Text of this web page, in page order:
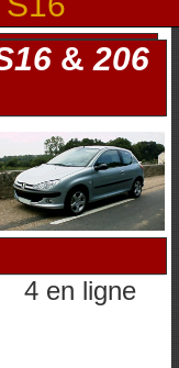
&206
4 en ligne